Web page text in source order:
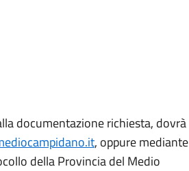
documentazione richiesta, dovrà
, oppure mediante
della Provincia del Medio